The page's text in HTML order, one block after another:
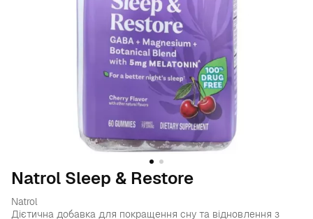
Natrol Sleep & Restore
Natrol
Дієтична добавка для покращення сну та відновлення з